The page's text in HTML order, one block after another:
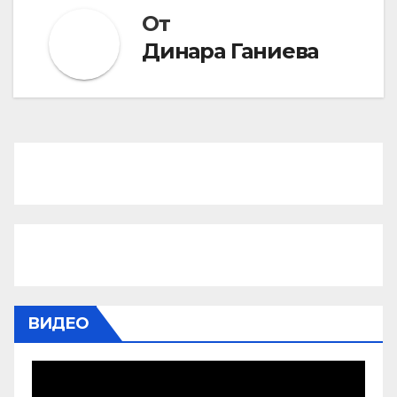
От
Динара Ганиева
ВИДЕО